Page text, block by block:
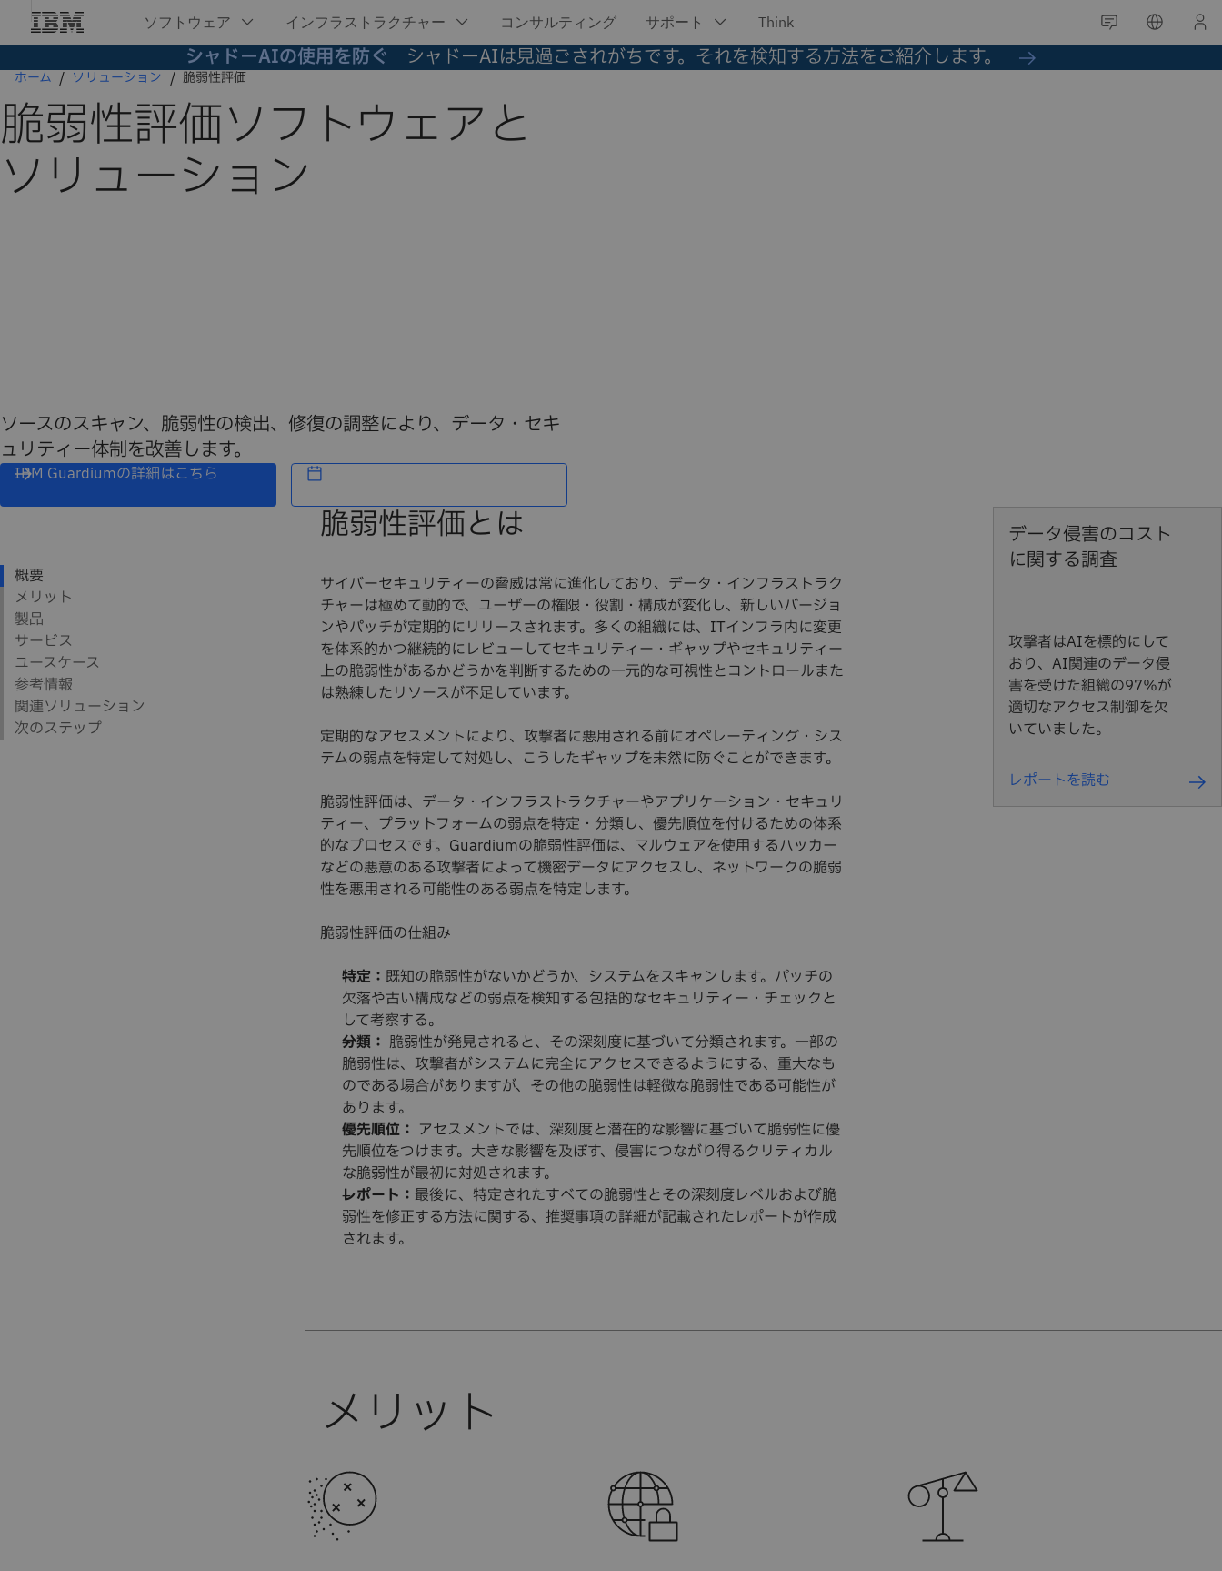
シャドーAIの使用を防ぐ シャドーAIは見過ごされがちです。それを検知する方法をご紹介します。
ホーム ソリューション 脆弱性評価
脆弱性評価ソフトウェアと
ソリューション
ソースのスキャン、脆弱性の検出、修復の調整により、データ・セキ
ュリティー体制を改善します。
IBM Guardiumの詳細はこちら
脆弱性評価とは
サイバーセキュリティーの脅威は常に進化しており、データ・インフラストラク
チャーは極めて動的で、ユーザーの権限・役割・構成が変化し、新しいバージョ
ンやパッチが定期的にリリースされます。多くの組織には、ITインフラ内に変更
を体系的かつ継続的にレビューしてセキュリティー・ギャップやセキュリティー
上の脆弱性があるかどうかを判断するための一元的な可視性とコントロールまた
は熟練したリソースが不足しています。
定期的なアセスメントにより、攻撃者に悪用される前にオペレーティング・シス
テムの弱点を特定して対処し、こうしたギャップを未然に防ぐことができます。
脆弱性評価は、データ・インフラストラクチャーやアプリケーション・セキュリ
ティー、プラットフォームの弱点を特定・分類し、優先順位を付けるための体系
的なプロセスです。Guardiumの脆弱性評価は、マルウェアを使用するハッカー
などの悪意のある攻撃者によって機密データにアクセスし、ネットワークの脆弱
性を悪用される可能性のある弱点を特定します。
脆弱性評価の仕組み
特定： 既知の脆弱性がないかどうか、システムをスキャンします。パッチの
欠落や古い構成などの弱点を検知する包括的なセキュリティー・チェックと
して考察する。
分類： 脆弱性が発見されると、その深刻度に基づいて分類されます。一部の
脆弱性は、攻撃者がシステムに完全にアクセスできるようにする、重大なも
のである場合がありますが、その他の脆弱性は軽微な脆弱性である可能性が
あります。
優先順位： アセスメントでは、深刻度と潜在的な影響に基づいて脆弱性に優
先順位をつけます。大きな影響を及ぼす、侵害につながり得るクリティカル
な脆弱性が最初に対処されます。
レポート： 最後に、特定されたすべての脆弱性とその深刻度レベルおよび脆
弱性を修正する方法に関する、推奨事項の詳細が記載されたレポートが作成
されます。
データ侵害のコスト
に関する調査
攻撃者はAIを標的にして
おり、AI関連のデータ侵
害を受けた組織の97％が
適切なアクセス制御を欠
いていました。
レポートを読む